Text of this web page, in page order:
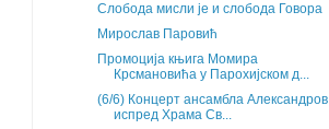
Слобода мисли је и слобода Говора
Мирослав Паровић
Промоција књига Момира
Крсмановића у Парохијском д...
(6/6) Концерт ансамбла Александров
испред Храма Св...